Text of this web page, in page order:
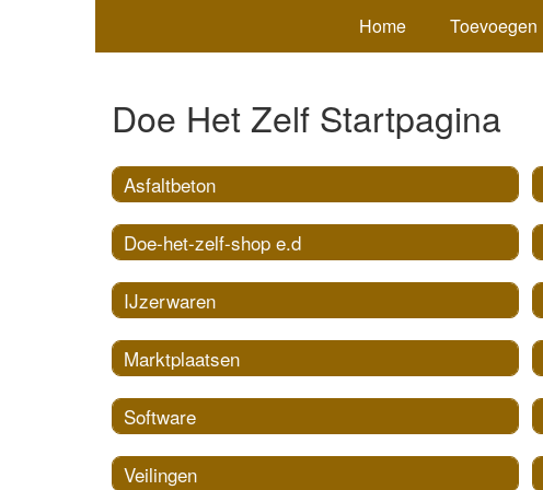
Home Toevoegen
Doe Het Zelf Startpagina
Asfaltbeton
Doe-het-zelf-shop e.d
IJzerwaren
Marktplaatsen
Software
Veilingen